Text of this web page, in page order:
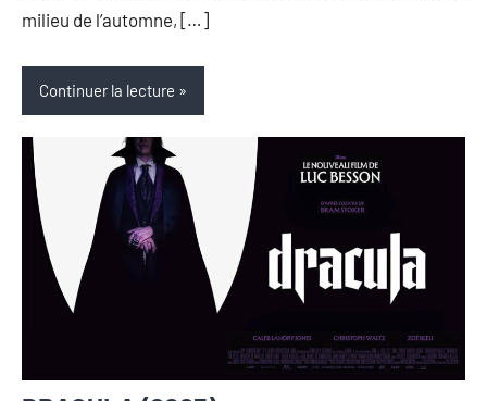
milieu de l’automne, […]
Continuer la lecture